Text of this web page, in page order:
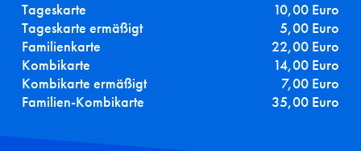
Tageskarte
10,00 Euro
Tageskarte ermäßigt
5,00 Euro
Familienkarte
22,00 Euro
Kombikarte
14,00 Euro
Kombikarte ermäßigt
7,00 Euro
Familien-Kombikarte
35,00 Euro